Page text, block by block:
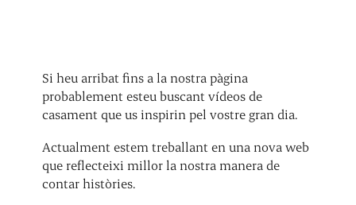
Si heu arribat fins a la nostra pàgina
probablement esteu buscant vídeos de
casament que us inspirin pel vostre gran dia.
Actualment estem treballant en una nova web
que reflecteixi millor la nostra manera de
contar històries.